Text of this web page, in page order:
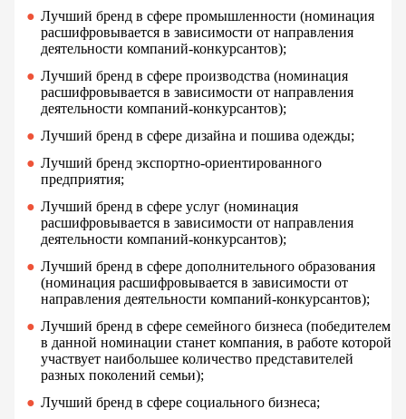
Лучший бренд в сфере промышленности (номинация
расшифровывается в зависимости от направления
деятельности компаний-конкурсантов);
Лучший бренд в сфере производства (номинация
расшифровывается в зависимости от направления
деятельности компаний-конкурсантов);
Лучший бренд в сфере дизайна и пошива одежды;
Лучший бренд экспортно-ориентированного
предприятия;
Лучший бренд в сфере услуг (номинация
расшифровывается в зависимости от направления
деятельности компаний-конкурсантов);
Лучший бренд в сфере дополнительного образования
(номинация расшифровывается в зависимости от
направления деятельности компаний-конкурсантов);
Лучший бренд в сфере семейного бизнеса (победителем
в данной номинации станет компания, в работе которой
участвует наибольшее количество представителей
разных поколений семьи);
Лучший бренд в сфере социального бизнеса;